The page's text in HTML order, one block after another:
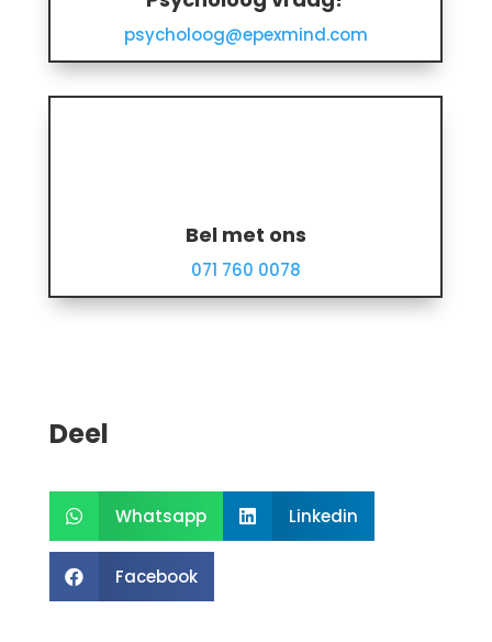
psycholoog@epexmind.com
Bel met ons
071 760 0078
Deel
 Whatsapp  Linkedin
 Facebook